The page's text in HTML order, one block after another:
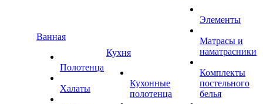
Ванная
Полотенца
Халаты
Кухня
Кухонные
полотенца
Элементы
Матрасы и
наматрасники
Комплекты
постельного
белья